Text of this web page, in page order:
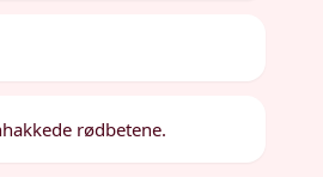
rødbetene.